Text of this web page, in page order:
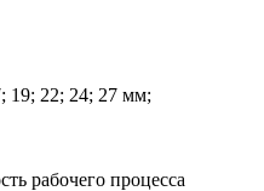
19; 22; 24; 27 мм;
рабочего процесса